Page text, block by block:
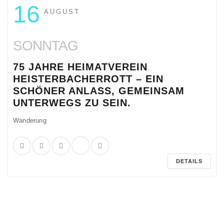
16 AUGUST
SONNTAG
75 JAHRE HEIMATVEREIN
HEISTERBACHERROTT – EIN
SCHÖNER ANLASS, GEMEINSAM
UNTERWEGS ZU SEIN.
Wanderung
DETAILS